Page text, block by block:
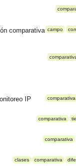
campo
comparativa
comparativa
IP
comparativa
comparativa
clases comparativa